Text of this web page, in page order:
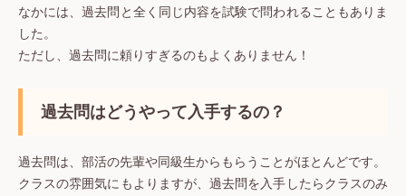
なかには、過去問と全く同じ内容を試験で問われることもありま
した。
ただし、過去問に頼りすぎるのもよくありません！
過去問はどうやって入手するの？
過去問は、部活の先輩や同級生からもらうことがほとんどです。
クラスの雰囲気にもよりますが、過去問を入手したらクラスのみ